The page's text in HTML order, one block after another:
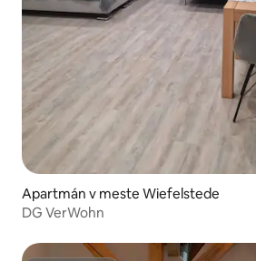
Apartmán v meste Wiefelstede
DG VerWohn